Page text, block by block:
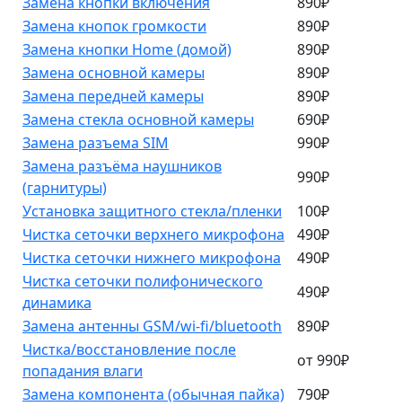
Замена кнопок громкости
890₽
Замена кнопки Home (домой)
890₽
Замена основной камеры
890₽
Замена передней камеры
890₽
Замена стекла основной камеры
690₽
Замена разъема SIM
990₽
Замена разъёма наушников
(гарнитуры)
990₽
Установка защитного стекла/пленки
100₽
Чистка сеточки верхнего микрофона
490₽
Чистка сеточки нижнего микрофона
490₽
Чистка сеточки полифонического
динамика
490₽
Замена антенны GSM/wi-fi/bluetooth
890₽
Чистка/восстановление после
попадания влаги
от 990₽
Замена компонента (обычная пайка)
790₽